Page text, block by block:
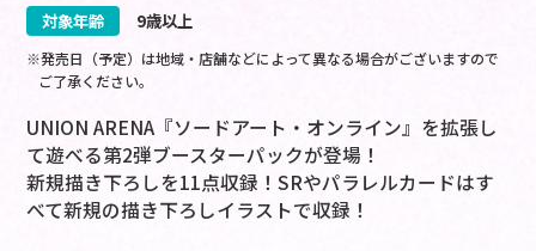
対象年齢
9歳以上
※発売日（予定）は地域・店舗などによって異なる場合がございますので
ご了承ください。
UNION ARENA『ソードアート・オンライン』を拡張し
て遊べる第2弾ブースターパックが登場！
新規描き下ろしを11点収録！SRやパラレルカードはす
べて新規の描き下ろしイラストで収録！